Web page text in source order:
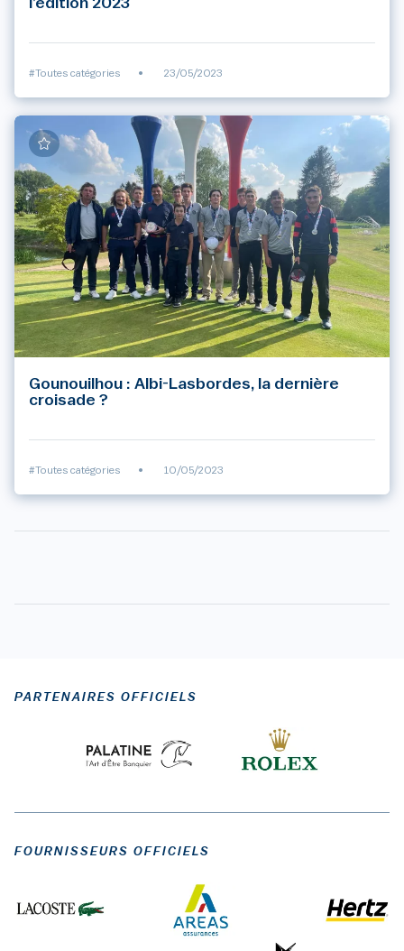
#Toutes catégories • 23/05/2023
Gounouilhou : Albi-Lasbordes, la dernière
croisade ?
#Toutes catégories • 10/05/2023
PARTENAIRES OFFICIELS
FOURNISSEURS OFFICIELS